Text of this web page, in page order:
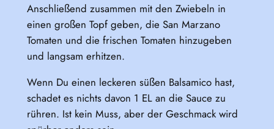
Anschließend zusammen mit den Zwiebeln in
einen großen Topf geben, die San Marzano
Tomaten und die frischen Tomaten hinzugeben
und langsam erhitzen.
Wenn Du einen leckeren süßen Balsamico hast,
schadet es nichts davon 1 EL an die Sauce zu
rühren. Ist kein Muss, aber der Geschmack wird